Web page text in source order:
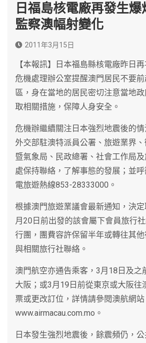
日福島核電廠再發生
監察澳幅射變化
2011年3月15日
【本報訊】日本福島縣核電廠昨日
危機處理辦公室提醒澳門居民不要
區，身在當地的居民密切注意當地
取相關措施，保障人身安全。
危機辦繼續關注日本強烈地震後的
外交部駐澳特派員公署、旅遊業界
暨氣象局、民政總署、社會工作局
處保持聯絡，了解事態的發展；並
電旅遊熱線853-28333000。
根據澳門旅遊業議會最新通知，決
月20日前出發的該會屬下會員旅行
行團，團費容許保留半年或轉往其
與相關旅行社聯絡。
澳門航空亦通告乘客，3月18日及之
大阪；或3月19日前從東京或大阪往
票或更改訂位，詳情請參閱澳航網站
www.airmacau.com.mo。
日本發生強烈地震後，餘震頻仍，